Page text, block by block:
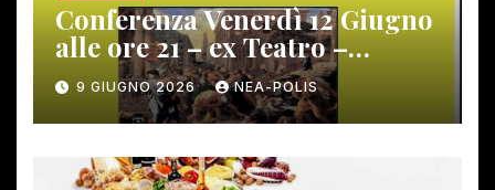
Conferenza Venerdì 12 Giugno
alle ore 21 – ex Teatro –
Gambassi Terme –
9 GIUGNO 2026 NEA-POLIS